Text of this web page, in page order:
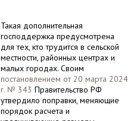
Такая дополнительная
господдержка предусмотрена
для тех, кто трудится в сельской
местности, районных центрах и
малых городах. Своим
постановлением от 20 марта 2024
г. № 343 Правительство РФ
утвердило поправки, меняющие
порядок расчета и